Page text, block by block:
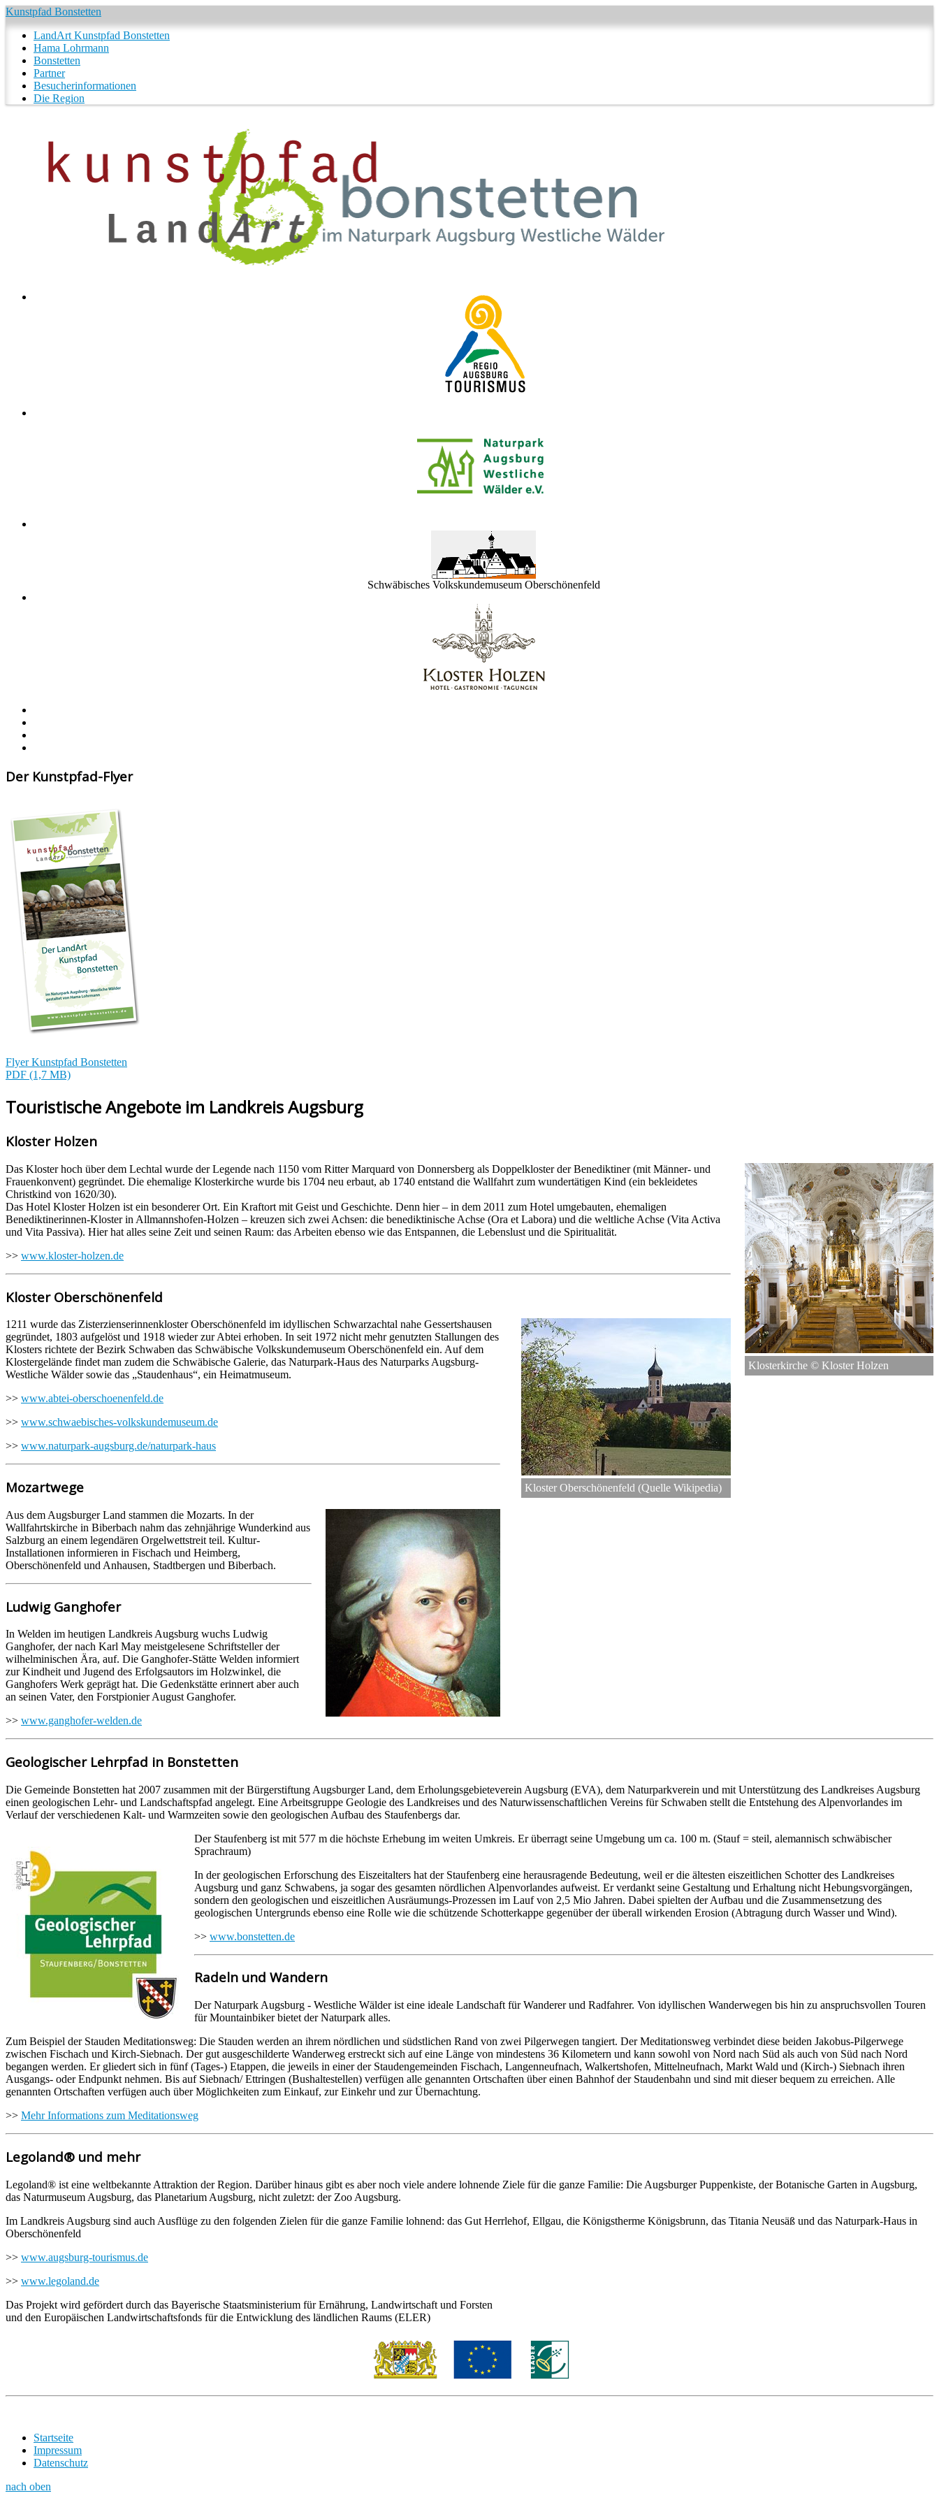
Kunstpfad Bonstetten
LandArt Kunstpfad Bonstetten
Hama Lohrmann
Bonstetten
Partner
Besucherinformationen
Die Region
Schwäbisches Volkskundemuseum Oberschönenfeld
Der Kunstpfad-Flyer
Flyer Kunstpfad Bonstetten
PDF (1,7 MB)
Touristische Angebote im Landkreis Augsburg
Kloster Holzen
Klosterkirche © Kloster Holzen
Das Kloster hoch über dem Lechtal wurde der Legende nach 1150 vom Ritter Marquard von Donnersberg als Doppelkloster der Benediktiner (mit Männer- und
Frauenkonvent) gegründet. Die ehemalige Klosterkirche wurde bis 1704 neu erbaut, ab 1740 entstand die Wallfahrt zum wundertätigen Kind (ein bekleidetes
Christkind von 1620/30).
Das Hotel Kloster Holzen ist ein besonderer Ort. Ein Kraftort mit Geist und Geschichte. Denn hier – in dem 2011 zum Hotel umgebauten, ehemaligen
Benediktinerinnen-Kloster in Allmannshofen-Holzen – kreuzen sich zwei Achsen: die benediktinische Achse (Ora et Labora) und die weltliche Achse (Vita Activa
und Vita Passiva). Hier hat alles seine Zeit und seinen Raum: das Arbeiten ebenso wie das Entspannen, die Lebenslust und die Spiritualität.
>> www.kloster-holzen.de
Kloster Oberschönenfeld
Kloster Oberschönenfeld (Quelle Wikipedia)
1211 wurde das Zisterzienserinnenkloster Oberschönenfeld im idyllischen Schwarzachtal nahe Gessertshausen
gegründet, 1803 aufgelöst und 1918 wieder zur Abtei erhoben. In seit 1972 nicht mehr genutzten Stallungen des
Klosters richtete der Bezirk Schwaben das Schwäbische Volkskundemuseum Oberschönenfeld ein. Auf dem
Klostergelände findet man zudem die Schwäbische Galerie, das Naturpark-Haus des Naturparks Augsburg-
Westliche Wälder sowie das „Staudenhaus“, ein Heimatmuseum.
>> www.abtei-oberschoenenfeld.de
>> www.schwaebisches-volkskundemuseum.de
>> www.naturpark-augsburg.de/naturpark-haus
Mozartwege
Aus dem Augsburger Land stammen die Mozarts. In der
Wallfahrtskirche in Biberbach nahm das zehnjährige Wunderkind aus
Salzburg an einem legendären Orgelwettstreit teil. Kultur-
Installationen informieren in Fischach und Heimberg,
Oberschönenfeld und Anhausen, Stadtbergen und Biberbach.
Ludwig Ganghofer
In Welden im heutigen Landkreis Augsburg wuchs Ludwig
Ganghofer, der nach Karl May meistgelesene Schriftsteller der
wilhelminischen Ära, auf. Die Ganghofer-Stätte Welden informiert
zur Kindheit und Jugend des Erfolgsautors im Holzwinkel, die
Ganghofers Werk geprägt hat. Die Gedenkstätte erinnert aber auch
an seinen Vater, den Forstpionier August Ganghofer.
>> www.ganghofer-welden.de
Geologischer Lehrpfad in Bonstetten
Die Gemeinde Bonstetten hat 2007 zusammen mit der Bürgerstiftung Augsburger Land, dem Erholungsgebieteverein Augsburg (EVA), dem Naturparkverein und mit Unterstützung des Landkreises Augsburg
einen geologischen Lehr- und Landschaftspfad angelegt. Eine Arbeitsgruppe Geologie des Landkreises und des Naturwissenschaftlichen Vereins für Schwaben stellt die Entstehung des Alpenvorlandes im
Verlauf der verschiedenen Kalt- und Warmzeiten sowie den geologischen Aufbau des Staufenbergs dar.
Der Staufenberg ist mit 577 m die höchste Erhebung im weiten Umkreis. Er überragt seine Umgebung um ca. 100 m. (Stauf = steil, alemannisch schwäbischer
Sprachraum)
In der geologischen Erforschung des Eiszeitalters hat der Staufenberg eine herausragende Bedeutung, weil er die ältesten eiszeitlichen Schotter des Landkreises
Augsburg und ganz Schwabens, ja sogar des gesamten nördlichen Alpenvorlandes aufweist. Er verdankt seine Gestaltung und Erhaltung nicht Hebungsvorgängen,
sondern den geologischen und eiszeitlichen Ausräumungs-Prozessen im Lauf von 2,5 Mio Jahren. Dabei spielten der Aufbau und die Zusammensetzung des
geologischen Untergrunds ebenso eine Rolle wie die schützende Schotterkappe gegenüber der überall wirkenden Erosion (Abtragung durch Wasser und Wind).
>> www.bonstetten.de
Radeln und Wandern
Der Naturpark Augsburg - Westliche Wälder ist eine ideale Landschaft für Wanderer und Radfahrer. Von idyllischen Wanderwegen bis hin zu anspruchsvollen Touren
für Mountainbiker bietet der Naturpark alles.
Zum Beispiel der Stauden Meditationsweg: Die Stauden werden an ihrem nördlichen und südstlichen Rand von zwei Pilgerwegen tangiert. Der Meditationsweg verbindet diese beiden Jakobus-Pilgerwege
zwischen Fischach und Kirch-Siebnach. Der gut ausgeschilderte Wanderweg erstreckt sich auf eine Länge von mindestens 36 Kilometern und kann sowohl von Nord nach Süd als auch von Süd nach Nord
begangen werden. Er gliedert sich in fünf (Tages-) Etappen, die jeweils in einer der Staudengemeinden Fischach, Langenneufnach, Walkertshofen, Mittelneufnach, Markt Wald und (Kirch-) Siebnach ihren
Ausgangs- oder Endpunkt nehmen. Bis auf Siebnach/ Ettringen (Bushaltestellen) verfügen alle genannten Ortschaften über einen Bahnhof der Staudenbahn und sind mit dieser bequem zu erreichen. Alle
genannten Ortschaften verfügen auch über Möglichkeiten zum Einkauf, zur Einkehr und zur Übernachtung.
>> Mehr Informations zum Meditationsweg
Legoland® und mehr
Legoland® ist eine weltbekannte Attraktion der Region. Darüber hinaus gibt es aber noch viele andere lohnende Ziele für die ganze Familie: Die Augsburger Puppenkiste, der Botanische Garten in Augsburg,
das Naturmuseum Augsburg, das Planetarium Augsburg, nicht zuletzt: der Zoo Augsburg.
Im Landkreis Augsburg sind auch Ausflüge zu den folgenden Zielen für die ganze Familie lohnend: das Gut Herrlehof, Ellgau, die Königstherme Königsbrunn, das Titania Neusäß und das Naturpark-Haus in
Oberschönenfeld
>> www.augsburg-tourismus.de
>> www.legoland.de
Das Projekt wird gefördert durch das Bayerische Staatsministerium für Ernährung, Landwirtschaft und Forsten
und den Europäischen Landwirtschaftsfonds für die Entwicklung des ländlichen Raums (ELER)
Startseite
Impressum
Datenschutz
nach oben